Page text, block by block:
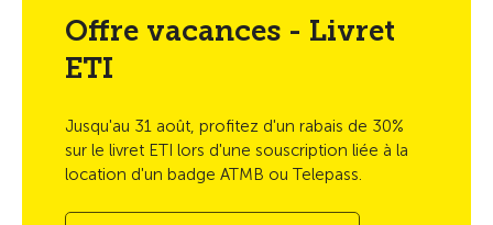
Offre vacances - Livret
ETI
Jusqu'au 31 août, profitez d'un rabais de 30%
sur le livret ETI lors d'une souscription liée à la
location d'un badge ATMB ou Telepass.